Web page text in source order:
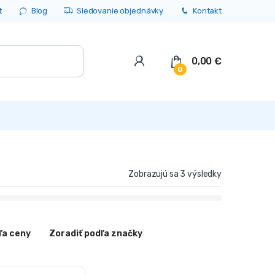
Blog Sledovanie objednávky Kontakt
0
0,00€
Zobrazujú sa 3 výsledky
ceny Zoradiť podľa značky